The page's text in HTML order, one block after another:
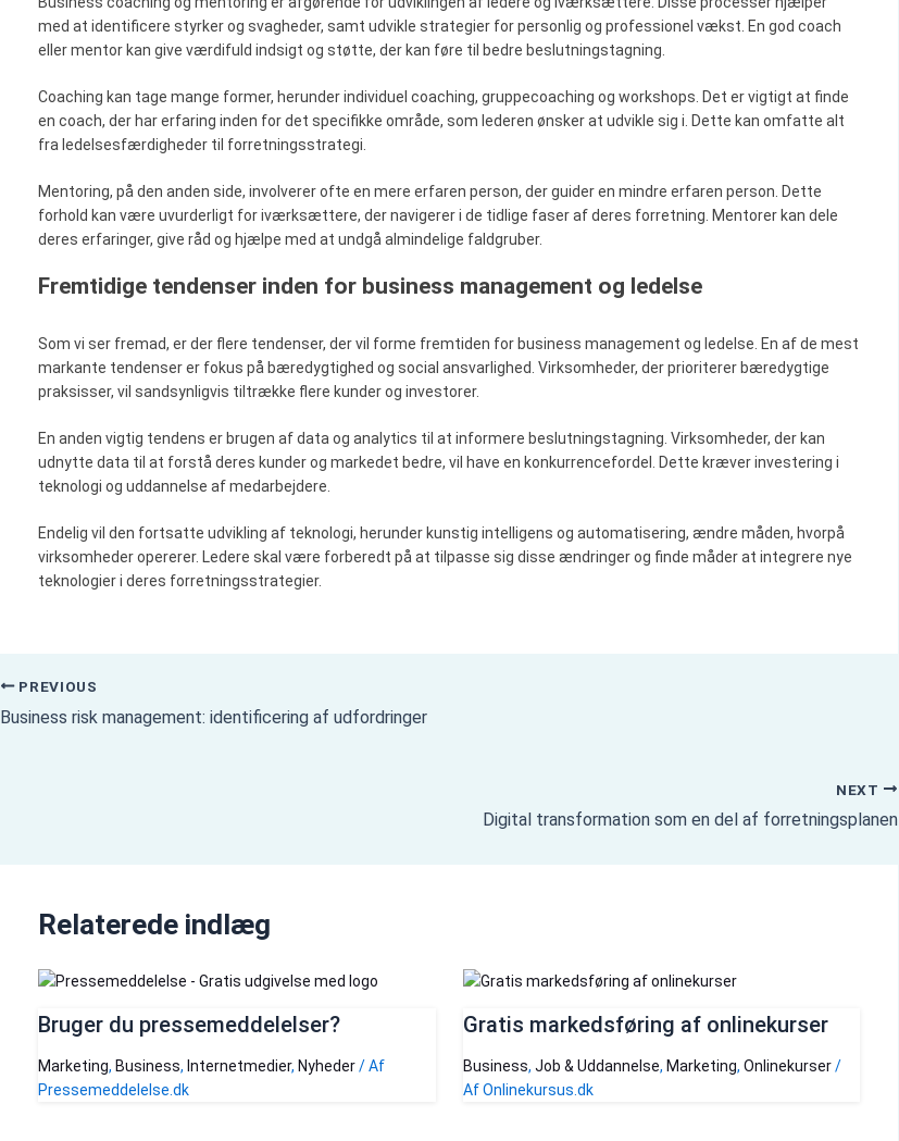
med at identificere styrker og svagheder, samt udvikle strategier for personlig og professionel vækst. En god coach
eller mentor kan give værdifuld indsigt og støtte, der kan føre til bedre beslutningstagning.
Coaching kan tage mange former, herunder individuel coaching, gruppecoaching og workshops. Det er vigtigt at finde
en coach, der har erfaring inden for det specifikke område, som lederen ønsker at udvikle sig i. Dette kan omfatte alt
fra ledelsesfærdigheder til forretningsstrategi.
Mentoring, på den anden side, involverer ofte en mere erfaren person, der guider en mindre erfaren person. Dette
forhold kan være uvurderligt for iværksættere, der navigerer i de tidlige faser af deres forretning. Mentorer kan dele
deres erfaringer, give råd og hjælpe med at undgå almindelige faldgruber.
Fremtidige tendenser inden for business management og ledelse
Som vi ser fremad, er der flere tendenser, der vil forme fremtiden for business management og ledelse. En af de mest
markante tendenser er fokus på bæredygtighed og social ansvarlighed. Virksomheder, der prioriterer bæredygtige
praksisser, vil sandsynligvis tiltrække flere kunder og investorer.
En anden vigtig tendens er brugen af data og analytics til at informere beslutningstagning. Virksomheder, der kan
udnytte data til at forstå deres kunder og markedet bedre, vil have en konkurrencefordel. Dette kræver investering i
teknologi og uddannelse af medarbejdere.
Endelig vil den fortsatte udvikling af teknologi, herunder kunstig intelligens og automatisering, ændre måden, hvorpå
virksomheder opererer. Ledere skal være forberedt på at tilpasse sig disse ændringer og finde måder at integrere nye
teknologier i deres forretningsstrategier.
PREVIOUS
Business risk management: identificering af udfordringer
NEXT
Digital transformation som en del af forretningsplanen
Relaterede indlæg
Bruger du pressemeddelelser?
Marketing, Business, Internetmedier, Nyheder/ Af
Pressemeddelelse.dk
Gratis markedsføring af onlinekurser
Business, Job & Uddannelse, Marketing, Onlinekurser/
AfOnlinekursus.dk